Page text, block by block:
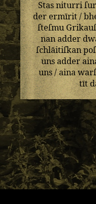
Stasniturri
der ermīrit/
ſteſmu
nanadder
ſchlāitiſkan
unsadder
uns/aina
tīt